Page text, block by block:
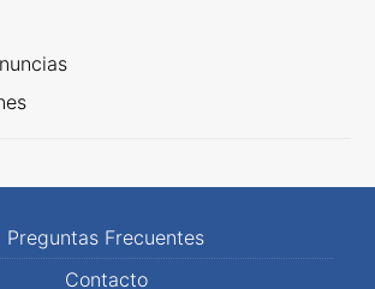
Preguntas Frecuentes
Contacto